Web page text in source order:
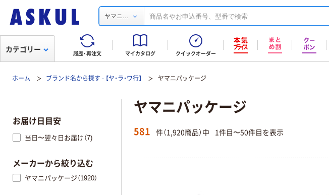
ヤマニ...
履歴・再注文 マイカタログ クイックオーダー
カテゴリー
ホーム ブランド名から探す - 【ヤ・ラ・ワ行】 ヤマニパッケージ
ヤマニパッケージ
581 件（1,920商品）中 1件目〜50件目を表示
お届け日目安
当日〜翌々日お届け（7)
メーカーから絞り込む
ヤマニパッケージ（1920）